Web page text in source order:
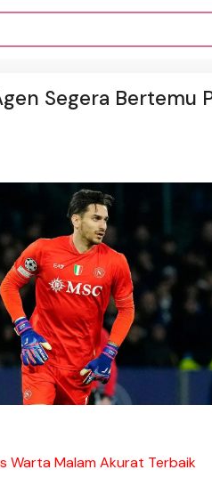
Segera Bertemu
Warta Malam Akurat Terbaik